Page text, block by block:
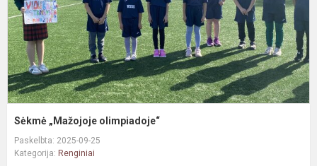
Sėkmė „Mažojoje olimpiadoje“
Paskelbta: 2025-09-25
Kategorija: Renginiai